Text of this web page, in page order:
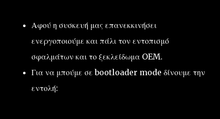
Αφού η συσκευή μας επανεκκινήσει
ενεργοποιούμε και πάλι τον εντοπισμό
σφαλμάτων και το ξεκλείδωμα OEM.
Για να μπούμε σε bootloader mode δίνουμε την
εντολή: